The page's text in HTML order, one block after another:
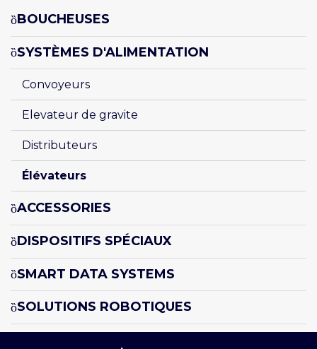
BOUCHEUSES
SYSTÈMES D'ALIMENTATION
Convoyeurs
Elevateur de gravite
Distributeurs
Élévateurs
ACCESSORIES
DISPOSITIFS SPÉCIAUX
SMART DATA SYSTEMS
SOLUTIONS ROBOTIQUES